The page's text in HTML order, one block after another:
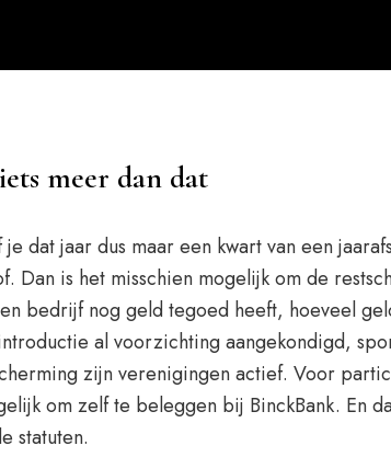
meer dan dat
dat jaar dus maar een kwart van een
Dan is het misschien mogelijk om de
bedrijf nog geld tegoed heeft, hoeveel
al voorzichting aangekondigd,
zijn verenigingen actief. Voor
om zelf te beleggen bij BinckBank. En
statuten.